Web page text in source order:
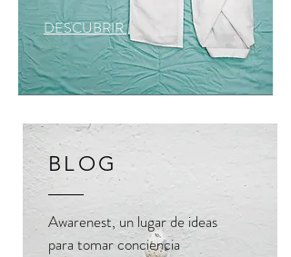
DESCUBRIR
BLOG
Awarenest, un lugar de ideas
para tomar conciencia